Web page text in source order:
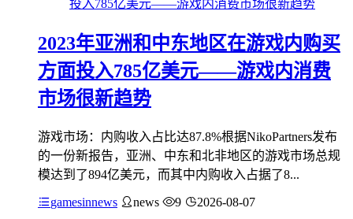
2023年亚洲和中东地区在游戏内购买
方面投入785亿美元——游戏内消费
市场很新趋势
游戏市场：内购收入占比达87.8%根据NikoPartners发布
的一份新报告，亚洲、中东和北非地区的游戏市场总规
模达到了894亿美元，而其中内购收入占据了8...
gamesinnews news 9 2026-08-07